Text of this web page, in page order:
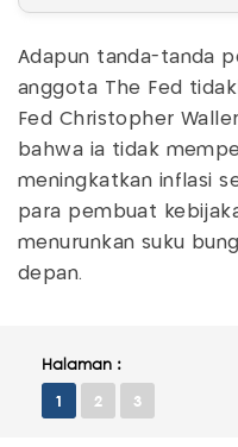
Adapun tanda-tanda
anggota The Fed
Fed Christopher
bahwa ia tidak
meningkatkan inflasi
para pembuat
menurunkan suku
depan.
Halaman :
1 2 3